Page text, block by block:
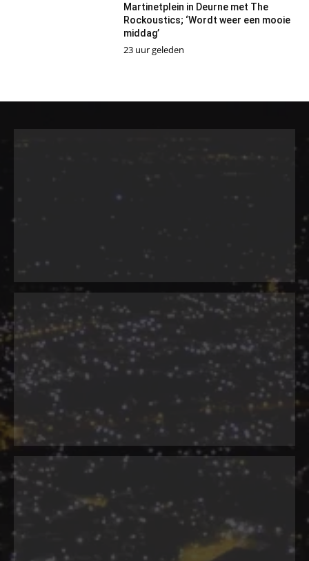
Martinetplein in Deurne met The
Rockoustics; ‘Wordt weer een mooie
middag’
23 uur geleden